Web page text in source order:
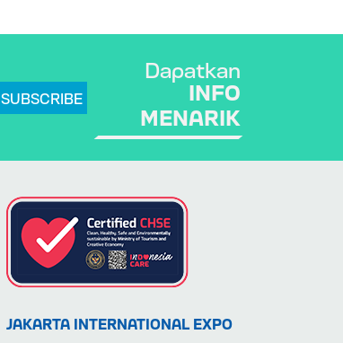
SUBSCRIBE
Dapatkan
INFO
MENARIK
JAKARTA INTERNATIONAL EXPO